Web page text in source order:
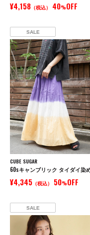
¥4,158 （税込） 40%OFF
SALE
CUBE SUGAR
¥4,345 （税込） 50%OFF
SALE